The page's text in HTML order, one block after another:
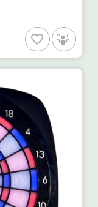
favorite_border